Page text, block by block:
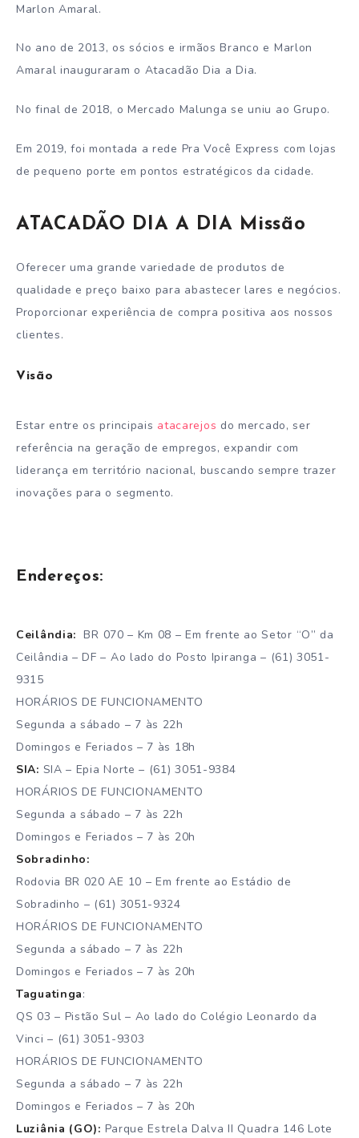
Marlon Amaral.
No ano de 2013, os sócios e irmãos Branco e Marlon
Amaral inauguraram o Atacadão Dia a Dia.
No final de 2018, o Mercado Malunga se uniu ao Grupo.
Em 2019, foi montada a rede Pra Você Express com lojas
de pequeno porte em pontos estratégicos da cidade.
ATACADÃO DIA A DIA Missão
Oferecer uma grande variedade de produtos de
qualidade e preço baixo para abastecer lares e negócios.
Proporcionar experiência de compra positiva aos nossos
clientes.
Visão
Estar entre os principais atacarejos do mercado, ser
referência na geração de empregos, expandir com
liderança em território nacional, buscando sempre trazer
inovações para o segmento.
Endereços:
Ceilândia: BR 070 – Km 08 – Em frente ao Setor “O” da
Ceilândia – DF – Ao lado do Posto Ipiranga – (61) 3051-
9315
HORÁRIOS DE FUNCIONAMENTO
Segunda a sábado – 7 às 22h
Domingos e Feriados – 7 às 18h
SIA: SIA – Epia Norte – (61) 3051-9384
HORÁRIOS DE FUNCIONAMENTO
Segunda a sábado – 7 às 22h
Domingos e Feriados – 7 às 20h
Sobradinho:
Rodovia BR 020 AE 10 – Em frente ao Estádio de
Sobradinho – (61) 3051-9324
HORÁRIOS DE FUNCIONAMENTO
Segunda a sábado – 7 às 22h
Domingos e Feriados – 7 às 20h
Taguatinga:
QS 03 – Pistão Sul – Ao lado do Colégio Leonardo da
Vinci – (61) 3051-9303
HORÁRIOS DE FUNCIONAMENTO
Segunda a sábado – 7 às 22h
Domingos e Feriados – 7 às 20h
Luziânia (GO): Parque Estrela Dalva II Quadra 146 Lote